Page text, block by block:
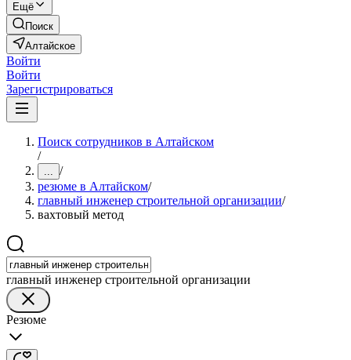
Ещё
Поиск
Алтайское
Войти
Войти
Зарегистрироваться
Поиск сотрудников в Алтайском
/
... /
резюме в Алтайском/
главный инженер строительной организации/
вахтовый метод
главный инженер строительной организации
Резюме